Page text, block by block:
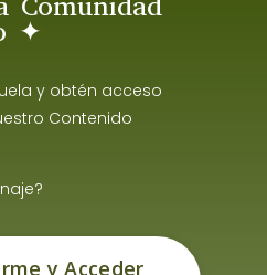
✦
y obtén acceso
Contenido
y Acceder